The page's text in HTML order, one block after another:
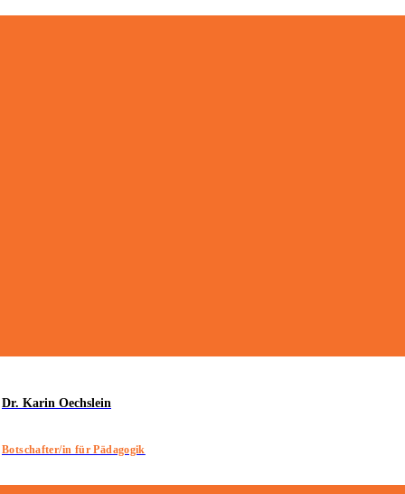
Dr. Karin Oechslein
Botschafter/in für Pädagogik